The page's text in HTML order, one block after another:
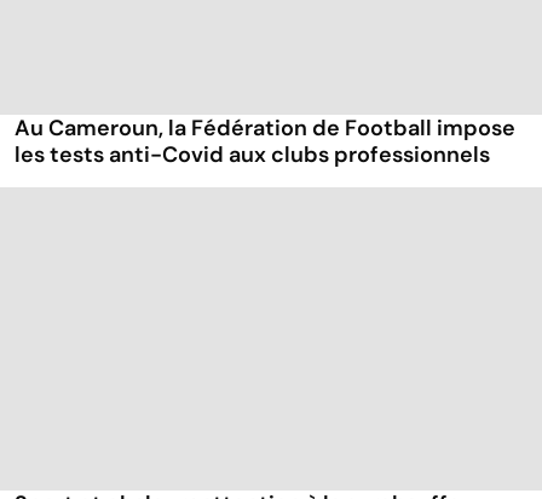
Au Cameroun, la Fédération de Football impose
les tests anti-Covid aux clubs professionnels